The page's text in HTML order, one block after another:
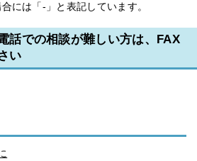
には「-」と表記しています。
話での相談が難しい方は、FAX
い